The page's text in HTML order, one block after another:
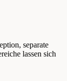
separate
lassen sich